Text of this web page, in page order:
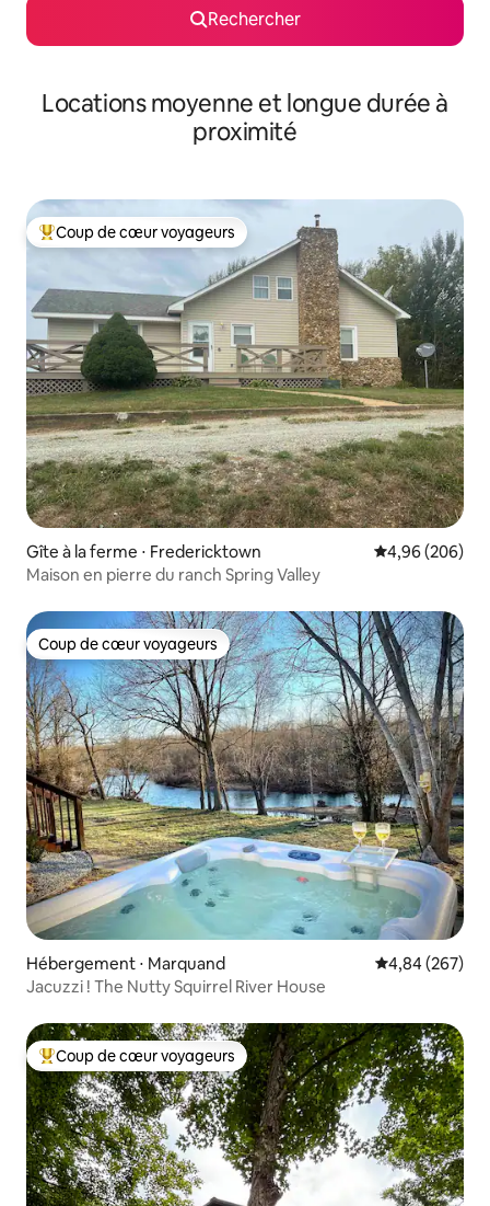
Rechercher
Locations moyenne et longue durée à
proximité
Coups de cœur voyageurs les plus appréciés
Coup de cœur voyageurs
Gîte à la ferme ⋅ Fredericktown Évaluation
4,96 (206)
Maison en pierre du ranch Spring Valley
Coup de cœur voyageurs
Coup de cœur voyageurs
Hébergement ⋅ Marquand Évaluation
4,84 (267)
Jacuzzi ! The Nutty Squirrel River House
Coups de cœur voyageurs les plus appréciés
Coup de cœur voyageurs